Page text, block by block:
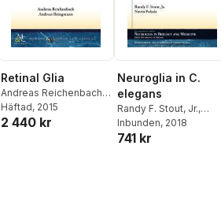
Retinal Glia
Andreas Reichenbach,
Andreas Bringmann
Häftad, 2015
2 440 kr
Neuroglia in C.
elegans
Randy F. Stout, Jr.,
Navin Pokala,Alexei
Verkhratsky
Inbunden, 2018
741 kr